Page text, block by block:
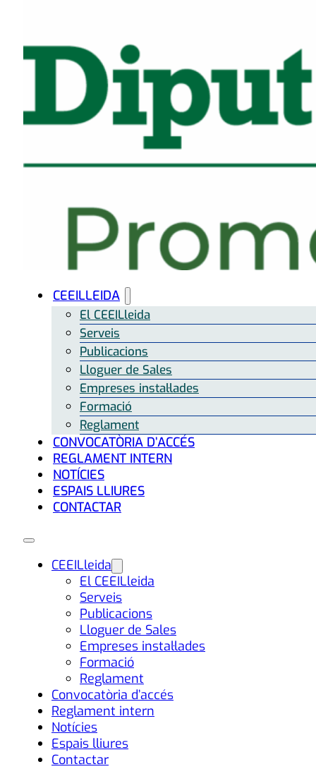
CEEILLEIDA
El CEEILleida
Serveis
Publicacions
Lloguer de Sales
Empreses instal·lades
Formació
Reglament
CONVOCATÒRIA D’ACCÉS
REGLAMENT INTERN
NOTÍCIES
ESPAIS LLIURES
CONTACTAR
CEEILleida
El CEEILleida
Serveis
Publicacions
Lloguer de Sales
Empreses instal·lades
Formació
Reglament
Convocatòria d’accés
Reglament intern
Notícies
Espais lliures
Contactar